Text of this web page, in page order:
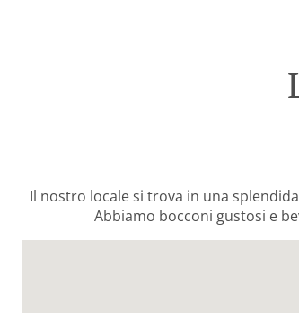
Il nostro locale si trova in una
Abbiamo bocconi gustosi e